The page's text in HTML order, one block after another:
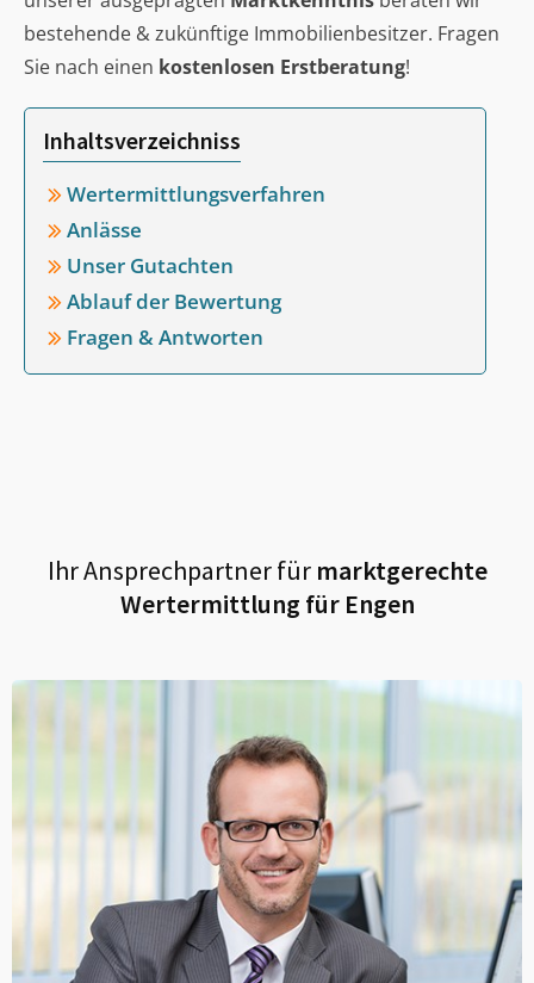
bestehende & zukünftige Immobilienbesitzer. Fragen
Sie nach einen kostenlosen Erstberatung!
Inhaltsverzeichniss
Wertermittlungsverfahren
Anlässe
Unser Gutachten
Ablauf der Bewertung
Fragen & Antworten
Ihr Ansprechpartner fürmarktgerechte
Wertermittlung für Engen